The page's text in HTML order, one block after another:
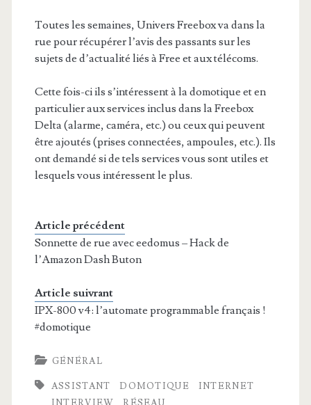
Toutes les semaines, Univers Freebox va dans la
rue pour récupérer l’avis des passants sur les
sujets de d’actualité liés à Free et aux télécoms.
Cette fois-ci ils s’intéressent à la domotique et en
particulier aux services inclus dans la Freebox
Delta (alarme, caméra, etc.) ou ceux qui peuvent
être ajoutés (prises connectées, ampoules, etc.). Ils
ont demandé si de tels services vous sont utiles et
lesquels vous intéressent le plus.
Article précédent
Sonnette de rue avec eedomus – Hack de
l’Amazon Dash Buton
Article suivrant
IPX-800 v4: l’automate programmable français !
#domotique
GÉNÉRAL
ASSISTANT DOMOTIQUE
INTERNET
INTERVIEW
RÉSEAU